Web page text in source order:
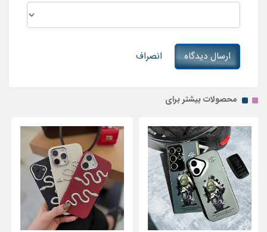
ارسال دیدگاه انصراف
محصولات بیشتر برای